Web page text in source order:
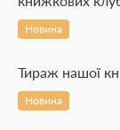
Новина
Тираж нашої
Новина